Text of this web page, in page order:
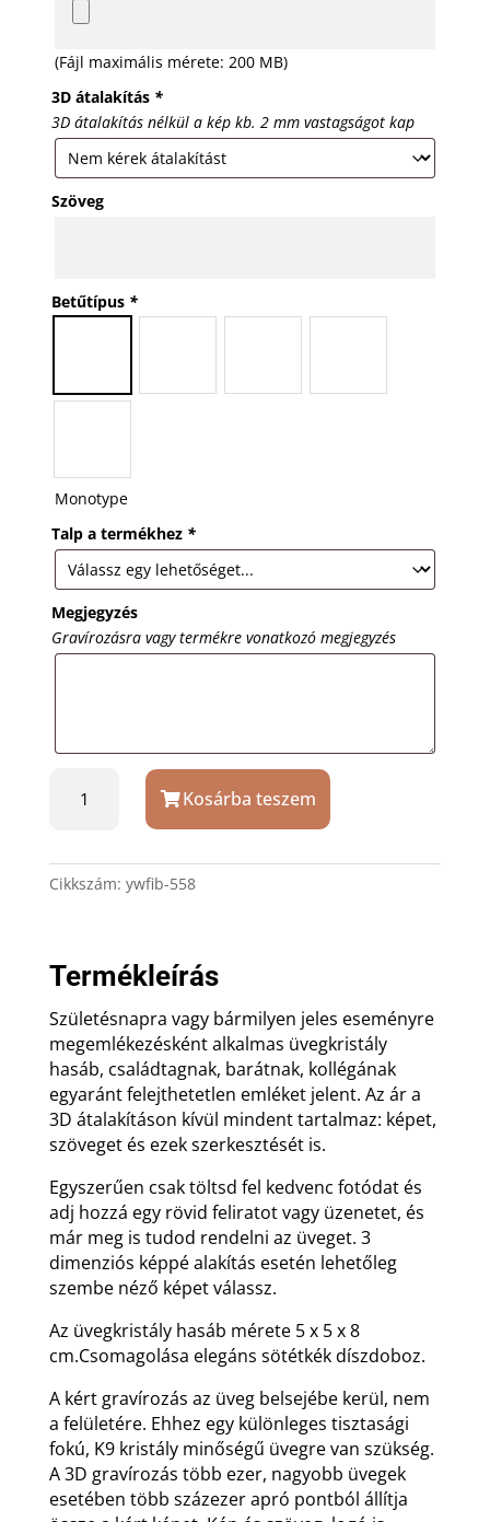
(Fájl maximális mérete: 200 MB)
3D átalakítás *
3D átalakítás nélkül a kép kb. 2 mm vastagságot kap
Szöveg
Betűtípus *
Monotype
Talp a termékhez *
Megjegyzés
Gravírozásra vagy termékre vonatkozó megjegyzés
hasáb
valódi
mennyiség
Kosárba teszem
Cikkszám: ywfib-558
Termékleírás
Születésnapra vagy bármilyen jeles eseményre
megemlékezésként alkalmas üvegkristály
hasáb, családtagnak, barátnak, kollégának
egyaránt felejthetetlen emléket jelent. Az ár a
3D átalakításon kívül mindent tartalmaz: képet,
szöveget és ezek szerkesztését is.
Egyszerűen csak töltsd fel kedvenc fotódat és
adj hozzá egy rövid feliratot vagy üzenetet, és
már meg is tudod rendelni az üveget. 3
dimenziós képpé alakítás esetén lehetőleg
szembe néző képet válassz.
Az üvegkristály hasáb mérete 5 x 5 x 8
cm.Csomagolása elegáns sötétkék díszdoboz.
A kért gravírozás az üveg belsejébe kerül, nem
a felületére. Ehhez egy különleges tisztasági
fokú, K9 kristály minőségű üvegre van szükség.
A 3D gravírozás több ezer, nagyobb üvegek
esetében több százezer apró pontból állítja